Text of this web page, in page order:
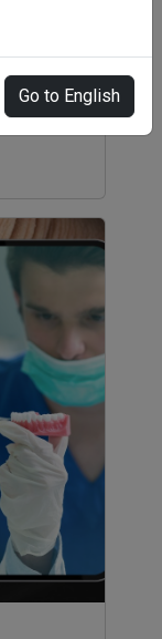
Go to English